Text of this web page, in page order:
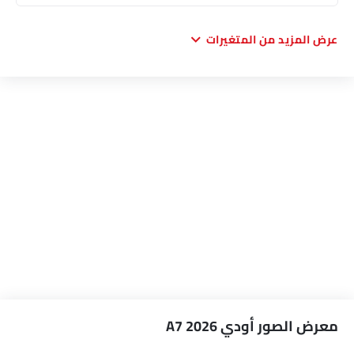
عرض المزيد من المتغيرات
معرض الصور أودي A7 2026